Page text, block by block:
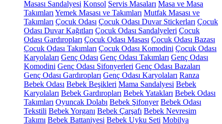
Masası Sandalyesi Konsol Servis Masaları Masa ve Masa
Takımları Yemek Masası ve Takımları Mutfak Masası ve
Takımları Çocuk Odası Çocuk Odası Duvar Stickerları Çocuk
Odası Duvar Kağıtları Çocuk Odası Sandalyeleri Çocuk
Odası Gardıropları Çocuk Odası Masası Çocuk Odası Bazası
Çocuk Odası Takımları Çocuk Odası Komodini Çocuk Odası
Karyolaları Genç Odası Genç Odası Takımları Genç Odası
Komodini Genç Odası Şifonyerleri Genç Odası Bazaları
Genç Odası Gardıropları Genç Odası Karyolaları Ranza
Bebek Odası Bebek Beşikleri Mama Sandalyesi Bebek
Karyolaları Bebek Gardıropları Bebek Yatakları Bebek Odası
Takımları Oyuncak Dolabı Bebek Şifonyer Bebek Odası
Tekstili Bebek Yorganı Bebek Çarşafı Bebek Nevresim
Takımı Bebek Battaniyesi Bebek Uyku Seti Mobilya